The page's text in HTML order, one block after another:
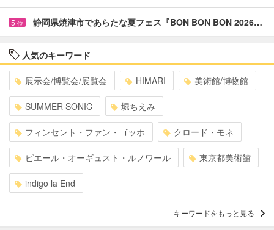
5 位 静岡県焼津市であらたな夏フェス『BON BON BON 2026…
人気のキーワード
展示会/博覧会/展覧会 HIMARI 美術館/博物館
SUMMER SONIC 堀ちえみ
フィンセント・ファン・ゴッホ クロード・モネ
ピエール・オーギュスト・ルノワール 東京都美術館
indigo la End
キーワードをもっと見る